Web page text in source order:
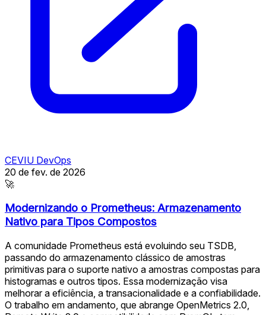
CEVIU DevOps
20 de fev. de 2026
🚀
Modernizando o Prometheus: Armazenamento
Nativo para Tipos Compostos
A comunidade Prometheus está evoluindo seu TSDB,
passando do armazenamento clássico de amostras
primitivas para o suporte nativo a amostras compostas para
histogramas e outros tipos. Essa modernização visa
melhorar a eficiência, a transacionalidade e a confiabilidade.
O trabalho em andamento, que abrange OpenMetrics 2.0,